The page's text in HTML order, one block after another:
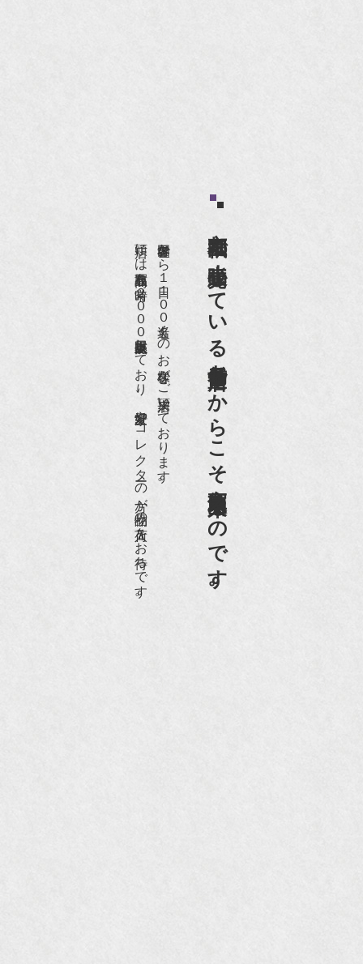
京都祇園で小売販売している
老舗骨董店だからこそ高価買取出来るのです。
世界各国から１日１００名近くのお客様がご来店頂いております。
店頭には買取商品を常時２０００点以上展示販売しており、
愛好家やコレクターの方が品物の入荷をお待ちです。